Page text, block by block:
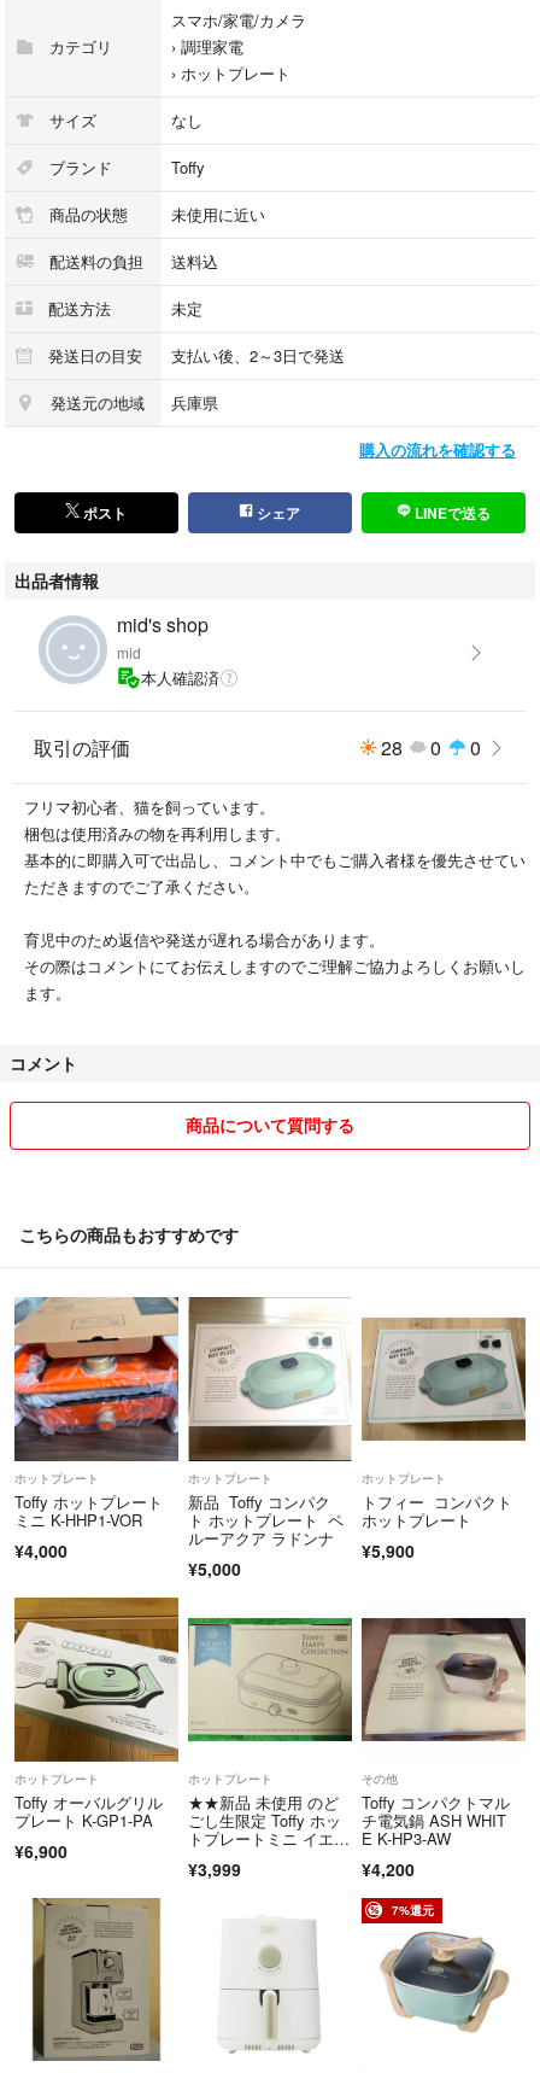
発売年月日：2017/09
付属プレート：ホットプレート付き
皿・プレートの形状：長方形/楕円タイプ
#Toffy
#スマホ/家電/カメラ
#ホットプレート
カテゴリ
スマホ/家電/カメラ
› 調理家電
› ホットプレート
サイズ なし
ブランド Toffy
商品の状態 未使用に近い
配送料の負担 送料込
配送方法 未定
発送日の目安 支払い後、2～3日で発送
発送元の地域 兵庫県
購入の流れを確認する
ポスト シェア LINEで送る
出品者情報
mid's shop
mid
本人確認済
取引の評価 28 0 0
フリマ初心者、猫を飼っています。
梱包は使用済みの物を再利用します。
基本的に即購入可で出品し、コメント中でもご購入者様を優先させてい
ただきますのでご了承ください。
育児中のため返信や発送が遅れる場合があります。
その際はコメントにてお伝えしますのでご理解ご協力よろしくお願いし
ます。
コメント
商品について質問する
こちらの商品もおすすめです
ホットプレート
Toffy ホットプレート
ミニ K-HHP1-VOR
¥4,000
ホットプレート
新品 Toffy コンパク
ト ホットプレート ペ
ルーアクア ラドンナ
¥5,000
ホットプレート
トフィー コンパクト
ホットプレート
¥5,900
ホットプレート
Toffy オーバルグリル
プレート K-GP1-PA
¥6,900
ホットプレート
★★新品 未使用 のど
ごし生限定 Toffy ホッ
トプレートミニ イエロ
¥3,999
その他
Toffy コンパクトマル
チ電気鍋 ASH WHIT
E K-HP3-AW
¥4,200
7%還元